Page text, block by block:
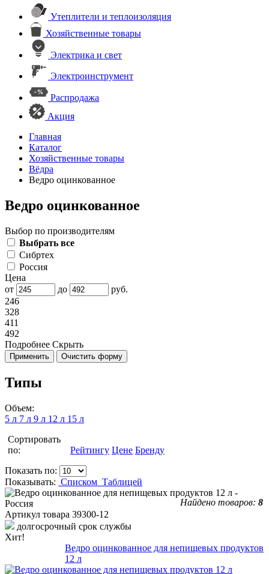
Утеплители и теплоизоляция
Хозяйственные товары
Электрика и свет
Электроинструмент
Распродажа
Акция
Главная
Каталог
Хозяйственные товары
Вёдра
Ведро оцинкованное
Ведро оцинкованное
Выбор по производителям
Выбрать все
Сибртех
Россия
Цена
от
до
руб.
246
328
411
492
Подробнее Скрыть
Типы
Объем:
5 л 7 л 9 л 12 л 15 л
Сортировать
по:
Рейтингу Цене Бренду
Показать по:
Показывать: Списком Таблицей
Найдено товаров: 8
Артикул товара 39300-12
долгосрочный срок службы
Хит!
Ведро оцинкованное для непищевых продуктов
12 л